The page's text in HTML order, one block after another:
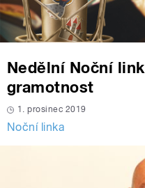
Nedělní Noční
gramotnost
1. prosinec 2019
Noční linka